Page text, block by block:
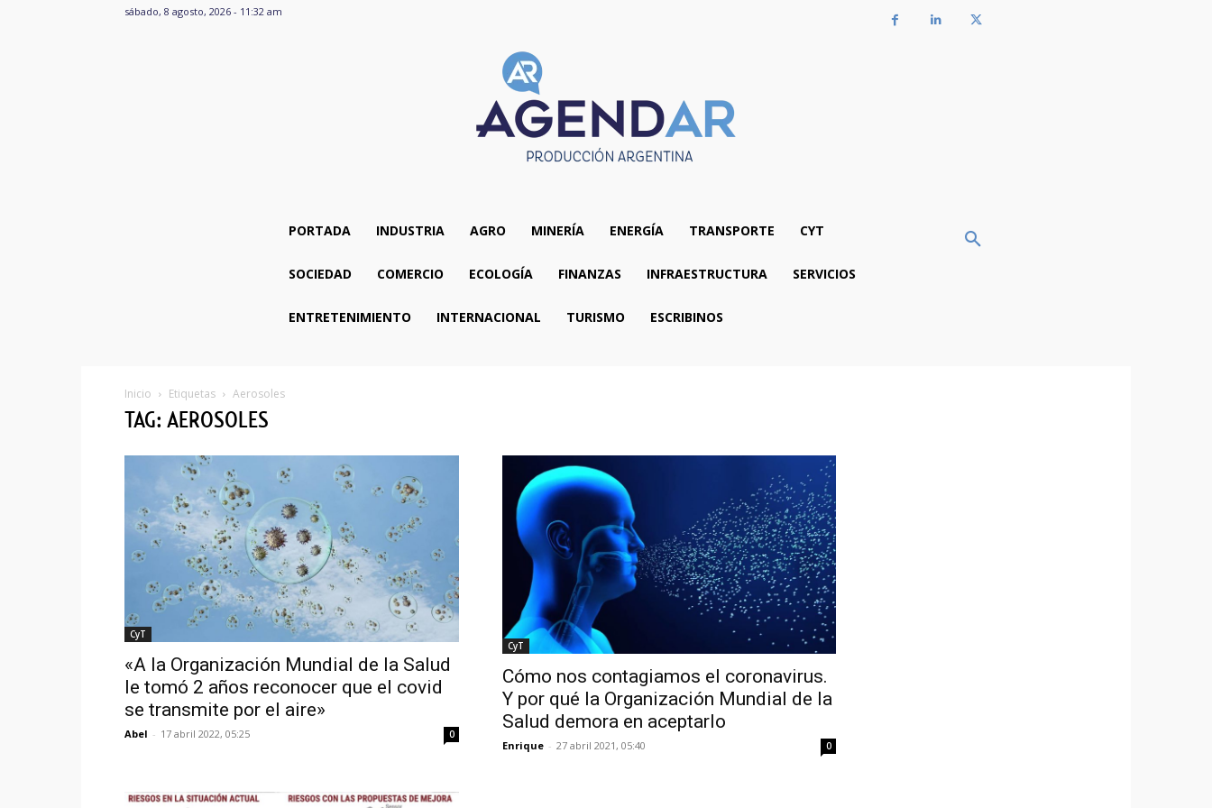
sábado, 8 agosto, 2026 - 11:32 am
PORTADA INDUSTRIA AGRO MINERÍA ENERGÍA TRANSPORTE CYT
SOCIEDAD COMERCIO ECOLOGÍA FINANZAS INFRAESTRUCTURA SERVICIOS
ENTRETENIMIENTO INTERNACIONAL TURISMO ESCRIBINOS
Inicio Etiquetas Aerosoles
TAG: AEROSOLES
CyT
«A la Organización Mundial de la Salud
le tomó 2 años reconocer que el covid
se transmite por el aire»
Abel - 17 abril 2022, 05:25 0
CyT
Cómo nos contagiamos el coronavirus.
Y por qué la Organización Mundial de la
Salud demora en aceptarlo
Enrique - 27 abril 2021, 05:40 0